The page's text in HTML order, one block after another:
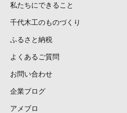
私たちにできること
千代木工のものづくり
ふるさと納税
よくあるご質問
お問い合わせ
企業ブログ
アメブロ